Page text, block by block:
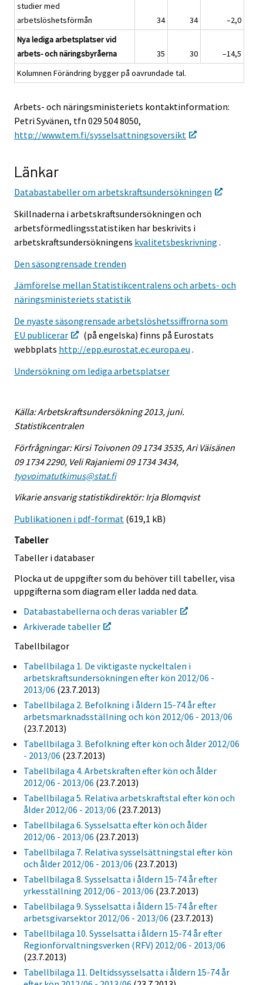
studier med
arbetslöshetsförmån
34 34
–2,0
Nya lediga arbetsplatser vid
arbets- och näringsbyråerna
35 30
–14,5
Kolumnen Förändring bygger på oavrundade tal.
Arbets- och näringsministeriets kontaktinformation:
Petri Syvänen, tfn 029 504 8050,
http://www.tem.fi/sysselsattningsoversikt
Länkar
Databastabeller om arbetskraftsundersökningen
Skillnaderna i arbetskraftsundersökningen och
arbetsförmedlingsstatistiken har beskrivits i
arbetskraftsundersökningens kvalitetsbeskrivning .
Den säsongrensade trenden
Jämförelse mellan Statistikcentralens och arbets- och
näringsministeriets statistik
De nyaste säsongrensade arbetslöshetssiffrorna som
EU publicerar
(på engelska) finns på Eurostats
webbplats http://epp.eurostat.ec.europa.eu .
Undersökning om lediga arbetsplatser
Källa: Arbetskraftsundersökning 2013, juni.
Statistikcentralen
Förfrågningar: Kirsi Toivonen 09 1734 3535, Ari Väisänen
09 1734 2290, Veli Rajaniemi 09 1734 3434,
tyovoimatutkimus@stat.fi
Vikarie ansvarig statistikdirektör: Irja Blomqvist
Publikationen i pdf-format (619,1 kB)
Tabeller
Tabeller i databaser
Plocka ut de uppgifter som du behöver till tabeller, visa
uppgifterna som diagram eller ladda ned data.
Databastabellerna och deras variabler
Arkiverade tabeller
Tabellbilagor
Tabellbilaga 1. De viktigaste nyckeltalen i
arbetskraftsundersökningen efter kön 2012/06 -
2013/06 (23.7.2013)
Tabellbilaga 2. Befolkning i åldern 15-74 år efter
arbetsmarknadsställning och kön 2012/06 - 2013/06
(23.7.2013)
Tabellbilaga 3. Befolkning efter kön och ålder 2012/06
- 2013/06 (23.7.2013)
Tabellbilaga 4. Arbetskraften efter kön och ålder
2012/06 - 2013/06 (23.7.2013)
Tabellbilaga 5. Relativa arbetskraftstal efter kön och
ålder 2012/06 - 2013/06 (23.7.2013)
Tabellbilaga 6. Sysselsatta efter kön och ålder
2012/06 - 2013/06 (23.7.2013)
Tabellbilaga 7. Relativa sysselsättningstal efter kön
och ålder 2012/06 - 2013/06 (23.7.2013)
Tabellbilaga 8. Sysselsatta i åldern 15-74 år efter
yrkesställning 2012/06 - 2013/06 (23.7.2013)
Tabellbilaga 9. Sysselsatta i åldern 15-74 år efter
arbetsgivarsektor 2012/06 - 2013/06 (23.7.2013)
Tabellbilaga 10. Sysselsatta i åldern 15-74 år efter
Regionförvaltningsverken (RFV) 2012/06 - 2013/06
(23.7.2013)
Tabellbilaga 11. Deltidssysselsatta i åldern 15-74 år